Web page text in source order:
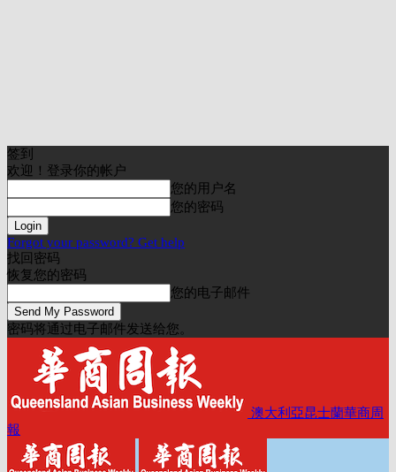
签到
欢迎！登录你的帐户
您的用户名
您的密码
Forgot your password? Get help
找回密码
恢复您的密码
您的电子邮件
密码将通过电子邮件发送给您。
澳大利亞昆士蘭華商周
報